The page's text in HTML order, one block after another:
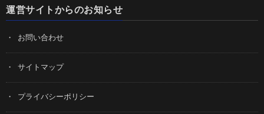
運営サイトからのお知らせ
お問い合わせ
サイトマップ
プライバシーポリシー